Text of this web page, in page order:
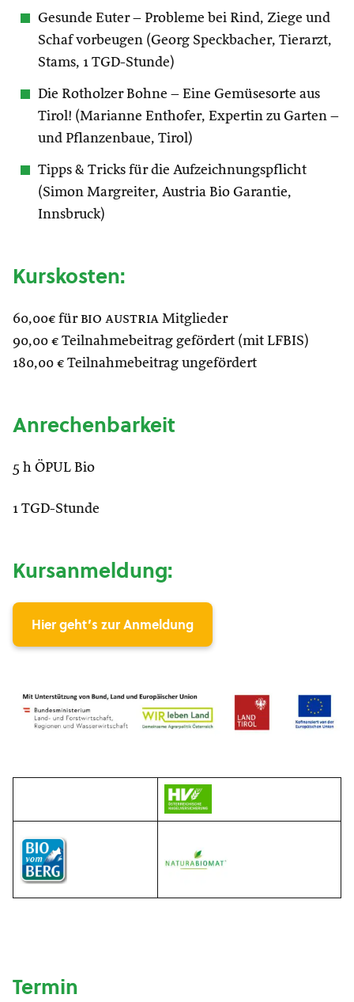
Gesunde Euter – Probleme bei Rind, Ziege und
Schaf vorbeugen (Georg Speckbacher, Tierarzt,
Stams, 1 TGD-Stunde)
Die Rotholzer Bohne – Eine Gemüsesorte aus
Tirol! (Marianne Enthofer, Expertin zu Garten –
und Pflanzenbaue, Tirol)
Tipps & Tricks für die Aufzeichnungspflicht
(Simon Margreiter, Austria Bio Garantie,
Innsbruck)
Kurskosten:
60,00€ für bio austria Mitglieder
90,00 € Teilnahmebeitrag gefördert (mit LFBIS)
180,00 € Teilnahmebeitrag ungefördert
Anrechenbarkeit
5 h ÖPUL Bio
1 TGD-Stunde
Kursanmeldung:
Hier geht’s zur Anmeldung
Termin